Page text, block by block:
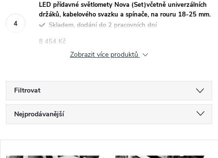
LED přídavné světlomety Nova (Set)včetně univerzálních
držáků, kabelového svazku a spínače, na rouru 18-25 mm.
Skladem, dodání do 2 pracovních dní
8 454 Kč
Zobrazit více produktů
Filtrovat
Ř
a
Nejprodávanější
V